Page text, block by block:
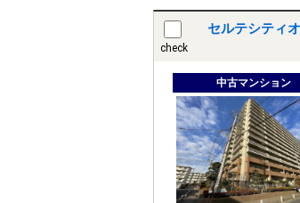
check
セルテシティ
中古マンション